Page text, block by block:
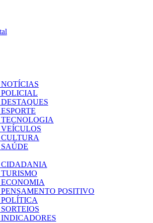
NOTÍCIAS
POLICIAL
DESTAQUES
ESPORTE
TECNOLOGIA
VEÍCULOS
CULTURA
SAÚDE
CIDADANIA
TURISMO
ECONOMIA
PENSAMENTO POSITIVO
POLÍTICA
SORTEIOS
INDICADORES